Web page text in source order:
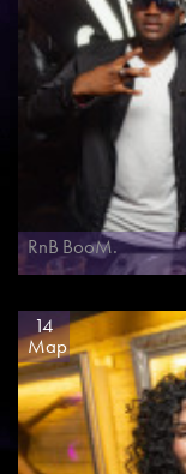
RnB BooM.
14
Мар